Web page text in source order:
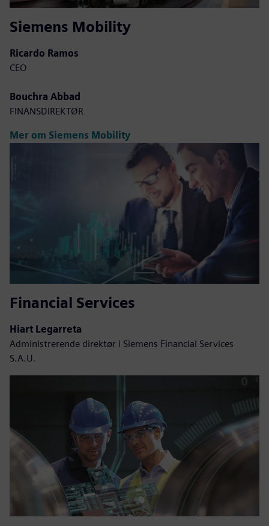
Siemens Mobility
Ricardo Ramos
CEO
Bouchra Abbad
FINANSDIREKTØR
Mer om Siemens Mobility
Financial Services
Hiart Legarreta
Administrerende direktør i Siemens Financial Services
S.A.U.